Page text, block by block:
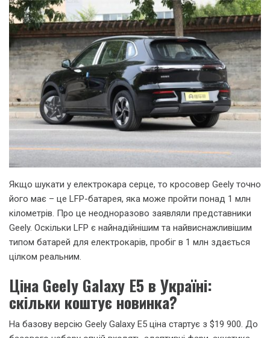
Якщо шукати у електрокара серце, то кросовер Geely точно
його має – це LFP-батарея, яка може пройти понад 1 млн
кілометрів. Про це неодноразово заявляли представники
Geely. Оскільки LFP є найнадійнішим та найвиснажливішим
типом батарей для електрокарів, пробіг в 1 млн здається
цілком реальним.
Ціна Geely Galaxy E5 в Україні:
скільки коштує новинка?
На базову версію Geely Galaxy E5 ціна стартує з $19 900. До